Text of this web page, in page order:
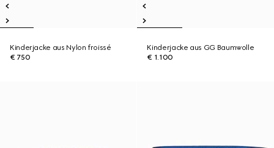
Kinderjacke aus Nylon froissé
€ 750
Kinderjacke aus GG Baumwolle
€ 1.100